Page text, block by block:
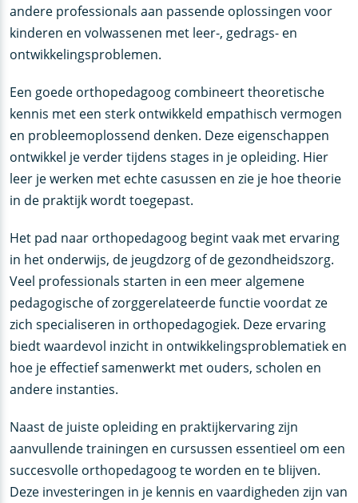
andere professionals aan passende oplossingen voor
kinderen en volwassenen met leer-, gedrags- en
ontwikkelingsproblemen.
Een goede orthopedagoog combineert theoretische
kennis met een sterk ontwikkeld empathisch vermogen
en probleemoplossend denken. Deze eigenschappen
ontwikkel je verder tijdens stages in je opleiding. Hier
leer je werken met echte casussen en zie je hoe theorie
in de praktijk wordt toegepast.
Het pad naar orthopedagoog begint vaak met ervaring
in het onderwijs, de jeugdzorg of de gezondheidszorg.
Veel professionals starten in een meer algemene
pedagogische of zorggerelateerde functie voordat ze
zich specialiseren in orthopedagogiek. Deze ervaring
biedt waardevol inzicht in ontwikkelingsproblematiek en
hoe je effectief samenwerkt met ouders, scholen en
andere instanties.
Naast de juiste opleiding en praktijkervaring zijn
aanvullende trainingen en cursussen essentieel om een
succesvolle orthopedagoog te worden en te blijven.
Deze investeringen in je kennis en vaardigheden zijn van